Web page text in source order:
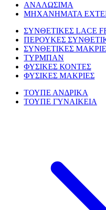
ΑΝΑΛΩΣΙΜΑ
ΜΗΧΑΝΗΜΑΤΑ
ΣΥΝΘΕΤΙΚΕΣ LACE
ΠΕΡΟΥΚΕΣ
ΣΥΝΘΕΤΙΚΕΣ
ΤΥΡΜΠΑΝ
ΦΥΣΙΚΕΣ ΚΟΝΤΕΣ
ΦΥΣΙΚΕΣ ΜΑΚΡΙΕΣ
ΤΟΥΠΕ ΑΝΔΡΙΚΑ
ΤΟΥΠΕ ΓΥΝΑΙΚΕΙΑ